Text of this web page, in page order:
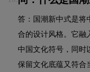
答：国潮新中式是将
合的设计风格。它融
中国文化符号，同时
保留文化底蕴又符合